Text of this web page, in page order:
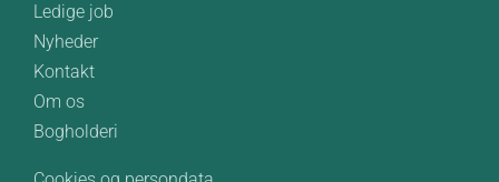
Ledige job
Nyheder
Kontakt
Om os
Bogholderi